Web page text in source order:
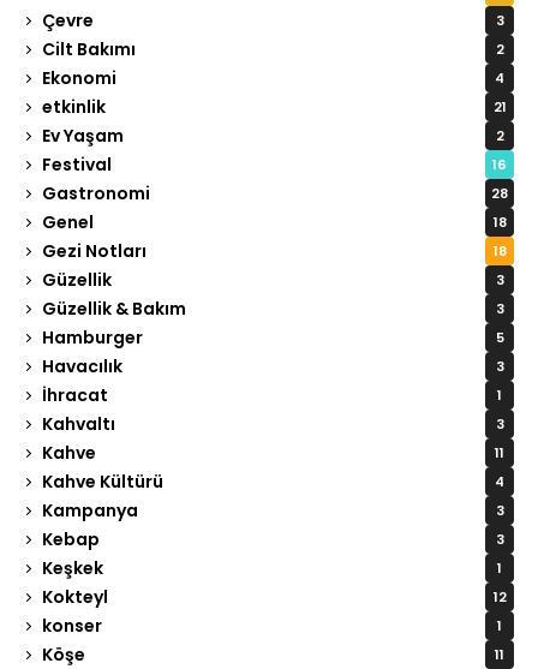
Çevre 3
Cilt Bakımı 2
Ekonomi 4
etkinlik 21
Ev Yaşam 2
Festival 16
Gastronomi 28
Genel 18
Gezi Notları 18
Güzellik 3
Güzellik & Bakım 3
Hamburger 5
Havacılık 3
İhracat 1
Kahvaltı 3
Kahve 11
Kahve Kültürü 4
Kampanya 3
Kebap 3
Keşkek 1
Kokteyl 12
konser 1
Köşe 11